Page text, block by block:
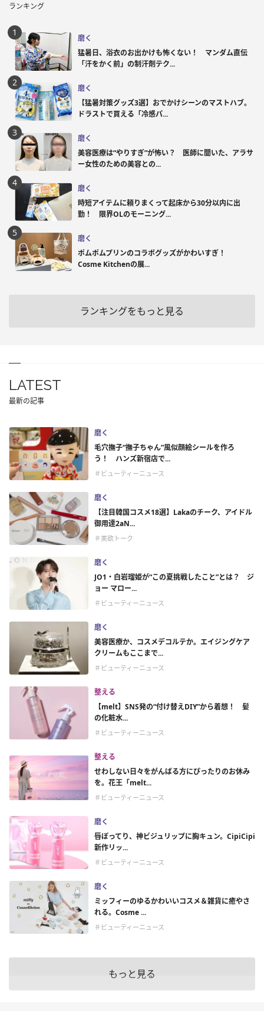
ランキング
磨く
猛暑日、浴衣のお出かけも怖くない！ マンダム直伝
「汗をかく前」の制汗剤テク...
磨く
【猛暑対策グッズ3選】おでかけシーンのマストハブ。
ドラストで買える「冷感パ...
磨く
美容医療は“やりすぎ”が怖い？ 医師に聞いた、アラサ
ー女性のための美容との...
磨く
時短アイテムに頼りまくって起床から30分以内に出
勤！ 限界OLのモーニング...
磨く
ポムポムプリンのコラボグッズがかわいすぎ！
Cosme Kitchenの展...
ランキングをもっと見る
LATEST
最新の記事
磨く
毛穴撫子“撫子ちゃん”風似顔絵シールを作ろ
う！ ハンズ新宿店で...
＃ビューティーニュース
磨く
【注目韓国コスメ18選】Lakaのチーク、アイドル
御用達2aN...
＃美欲トーク
磨く
JO1・白岩瑠姫が“この夏挑戦したこと”とは？ ジ
ョー マロー...
＃ビューティーニュース
磨く
美容医療か、コスメデコルテか。エイジングケア
クリームもここまで...
＃ビューティーニュース
整える
【melt】SNS発の“付け替えDIY”から着想！ 髪
の化粧水...
＃ビューティーニュース
整える
せわしない日々をがんばる方にぴったりのお休み
を。花王「melt...
＃ビューティーニュース
磨く
唇ぽってり、神ビジュリップに胸キュン。CipiCipi
新作リッ...
＃ビューティーニュース
磨く
ミッフィーのゆるかわいいコスメ＆雑貨に癒やさ
れる。Cosme ...
＃ビューティーニュース
もっと見る